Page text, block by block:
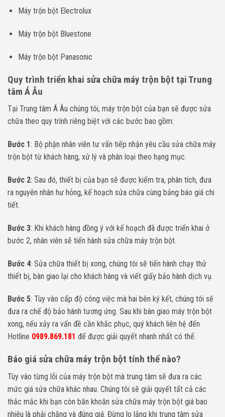
Máy trộn bột Electrolux
Máy trộn bột Bluestone
Máy trộn bột Panasonic
Quy trình triển khai sửa chữa máy trộn bột tại Trung
tâm Á Âu
Tại Trung tâm Á Âu chúng tôi, máy trộn bột của bạn sẽ được sửa
chữa theo quy trình riêng biệt với các bước bao gồm:
Bước 1: Bộ phận nhân viên tư vấn tiếp nhận yêu cầu sửa chữa máy
trộn bột từ khách hàng, xử lý và phân loại theo hạng mục.
Bước 2: Sau đó, thiết bị của bạn sẽ được kiểm tra, phân tích, đưa
ra nguyên nhân hư hỏng, kế hoạch sửa chữa cùng bảng báo giá chi
tiết.
Bước 3: Khi khách hàng đồng ý với kế hoạch đã được triển khai ở
bước 2, nhân viên sẽ tiến hành sửa chữa máy trộn bột.
Bước 4: Sửa chữa thiết bị xong, chúng tôi sẽ tiến hành chạy thử
thiết bị, bàn giao lại cho khách hàng và viết giấy bảo hành dịch vụ.
Bước 5: Tùy vào cấp độ công việc mà hai bên ký kết, chúng tôi sẽ
đưa ra chế độ bảo hành tương ứng. Sau khi bàn giao máy trộn bột
xong, nếu xảy ra vấn đề cần khắc phục, quý khách liên hệ đến
Hotline 0989.869.181 để được giải quyết nhanh nhất có thể.
Báo giá sửa chữa máy trộn bột tính thế nào?
Tùy vào từng lỗi của máy trộn bột mà trung tâm sẽ đưa ra các
mức giá sửa chữa khác nhau. Chúng tôi sẽ giải quyết tất cả các
thắc mắc khi bạn còn băn khoăn sửa chữa máy trộn bột giá bao
nhiêu là phải chăng và đúng giá. Đừng lo lắng khi trung tâm sửa